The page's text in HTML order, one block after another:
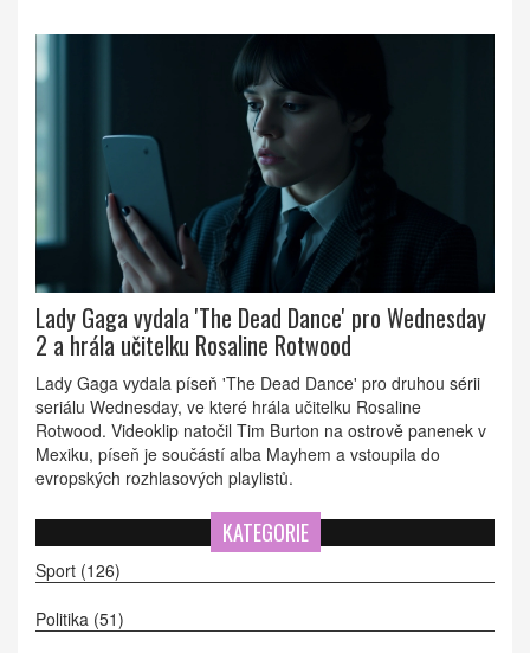
Lady Gaga vydala 'The Dead Dance' pro Wednesday
2 a hrála učitelku Rosaline Rotwood
Lady Gaga vydala píseň 'The Dead Dance' pro druhou sérii
seriálu Wednesday, ve které hrála učitelku Rosaline
Rotwood. Videoklip natočil Tim Burton na ostrově panenek v
Mexiku, píseň je součástí alba Mayhem a vstoupila do
evropských rozhlasových playlistů.
KATEGORIE
Sport (126)
Politika (51)